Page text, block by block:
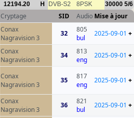
12194.20 H DVB-S2 8PSK 30000 5/6
Cryptage SID Audio Mise à jour
Conax
Nagravision 3
32
805
bul
2025-09-01 +
Conax
Nagravision 3
34
813
eng
2025-09-01 +
Conax
Nagravision 3
35
817
eng
2025-09-01 +
Conax
Nagravision 3
36
821
bul
2025-09-01 +